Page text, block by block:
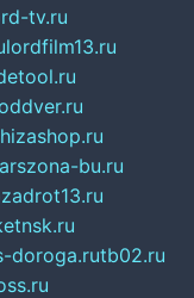
tv.ru
lordfilm13.ru
bu.ru
doroga.rutb02.ru